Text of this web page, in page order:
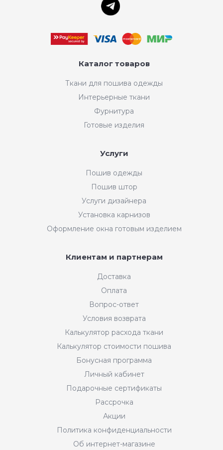
Каталог товаров
Ткани для пошива одежды
Интерьерные ткани
Фурнитура
Готовые изделия
Услуги
Пошив одежды
Пошив штор
Услуги дизайнера
Установка карнизов
Оформление окна готовым изделием
Клиентам и партнерам
Доставка
Оплата
Вопрос-ответ
Условия возврата
Калькулятор расхода ткани
Калькулятор стоимости пошива
Бонусная программа
Личный кабинет
Подарочные сертификаты
Рассрочка
Акции
Политика конфиденциальности
Об интернет-магазине